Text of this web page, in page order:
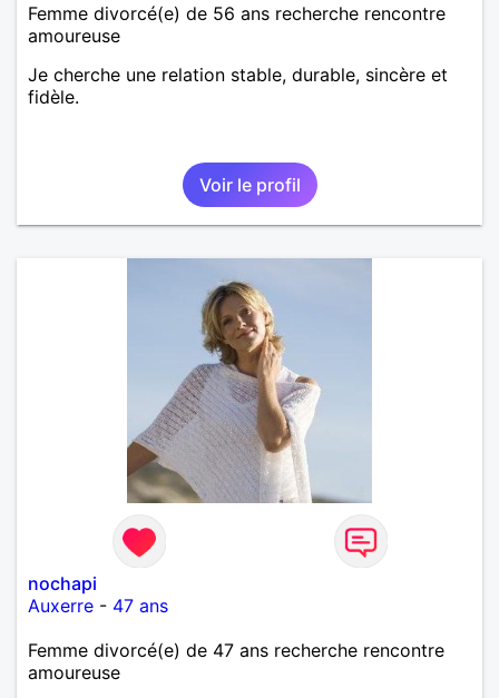
Femme divorcé(e) de 56 ans recherche rencontre
amoureuse
Je cherche une relation stable, durable, sincère et
fidèle.
Voir le profil
nochapi
Auxerre - 47 ans
Femme divorcé(e) de 47 ans recherche rencontre
amoureuse